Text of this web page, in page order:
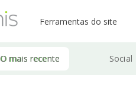
Ferramentas do site
O mais recente Social